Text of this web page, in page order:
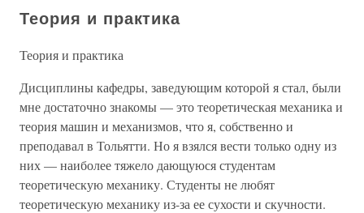
Теория и практика
Теория и практика
Дисциплины кафедры, заведующим которой я стал, были
мне достаточно знакомы — это теоретическая механика и
теория машин и механизмов, что я, собственно и
преподавал в Тольятти. Но я взялся вести только одну из
них — наиболее тяжело дающуюся студентам
теоретическую механику. Студенты не любят
теоретическую механику из-за ее сухости и скучности.